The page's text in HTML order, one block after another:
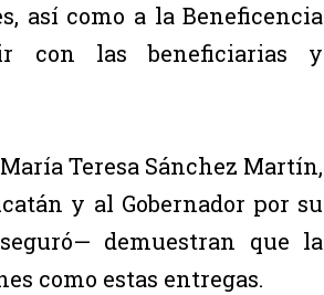
así como a la Beneficencia
con las beneficiarias y
Teresa Sánchez Martín,
y al Gobernador por su
demuestran que la
como estas entregas.